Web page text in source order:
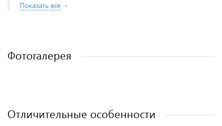
Показать все
Фотогалерея
Отличительные особенности